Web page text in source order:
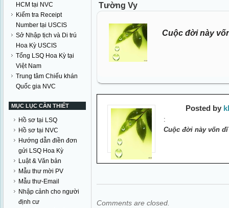
HCM tại NVC
Kiểm tra Receipt
Number tại USCIS
Sở Nhập tịch và Di trú
Hoa Kỳ USCIS
Tổng LSQ Hoa Kỳ tại
Việt Nam
Trung tâm Chiếu khán
Quốc gia NVC
MỤC LỤC CẦN THIẾT
Hồ sơ tại LSQ
Hồ sơ tại NVC
Hướng dẫn điền đơn
gửi LSQ Hoa Kỳ
Luật & Văn bản
Mẫu thư mời PV
Mẫu thư-Email
Nhập cảnh cho người
định cư
Tường Vy
Cuộc đời này
Posted by
:
Cuộc đời này vốn
Comments are closed.